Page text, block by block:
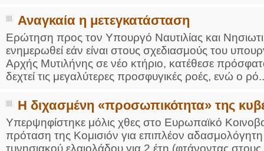
Αναγκαία η μετεγκατάσταση
Ερώτηση προς τον Υπουργό Ναυτιλίας και
ενημερωθεί εάν είναι στους σχεδιασμούς του
Αρχής Μυτιλήνης σε νέο κτήριο, κατέθεσε
δεχτεί τις μεγαλύτερες προσφυγικές ροές, ενώ ο
Η διχασμένη «προσωπικότητα» της
Υπερψηφίστηκε μόλις χθες στο Ευρωπαϊκό
πρόταση της Κομισιόν για επιπλέον
τυνησιακού ελαιολάδου για 2 έτη (φτάνοντας